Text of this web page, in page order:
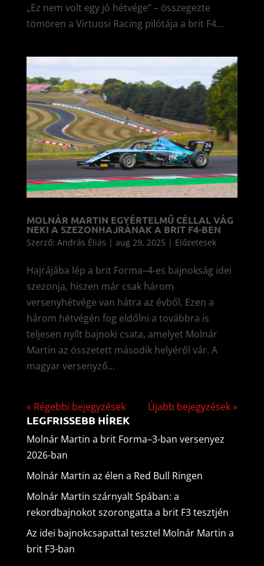
„Ez nem volt egy jó hétvége” – összegezte
tömören a Virtuosi Racing pilótája a brit F4...
MOLNÁR MARTIN EGYÉRTELMŰ CÉLLAL VÁG
NEKI A SZEZONHAJRÁNAK A BRIT F4-BEN
Szerző: András Éliás | aug 29, 2025 | Előzetesek
Hajrájába lép a brit Forma–4-es bajnokság idei
szezonja, hiszen már csak három
versenyhétvége van hátra az évből. Ezen a
három hétvégén fog eldőlni a továbbra is
teljesen nyílt bajnoki csata, amelyet Molnár
Martin az összetett második helyéről vár. A
magyar versenyző...
« Régebbi bejegyzések Újabb bejegyzések »
LEGFRISSEBB HÍREK
Molnár Martin a brit Forma–3-ban versenyez
2026-ban
Molnár Martin az élen a Red Bull Ringen
Molnár Martin szárnyalt Spában: a
rekordbajnokot szorongatta a brit F3 tesztjén
Az idei bajnokcsapattal tesztel Molnár Martin a
brit F3-ban